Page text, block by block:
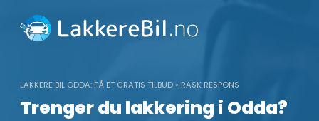
content
LAKKERE BIL ODDA: FÅ ET GRATIS TILBUD • RASK RESPONS
Trenger du lakkering i Odda?